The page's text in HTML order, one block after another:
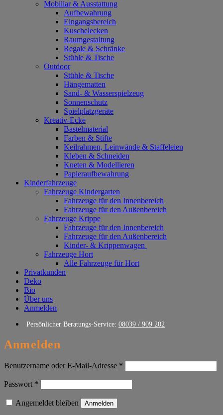
Mobiliar & Ausstattung
Aufbewahrung
Eingangsbereich
Kuschelecken
Raumgestaltung
Regale & Schränke
Stühle & Tische
Outdoor
Stühle & Tische
Hängematten
Sand- & Wasserspielzeug
Sonnenschutz
Spielplatzgeräte
Kreativ-Ecke
Bastelmaterial
Farben & Stifte
Keilrahmen, Leinwände & Staffeleien
Kleben & Schneiden
Kneten & Modellieren
Papieraufbewahrung
Kinderfahrzeuge
Fahrzeuge Kindergarten
Fahrzeuge für den Innenbereich
Fahrzeuge für den Außenbereich
Fahrzeuge Krippe
Fahrzeuge für den Innenbereich
Fahrzeuge für den Außenbereich
Kinder- & Krippenwagen
Fahrzeuge Hort
Alle Fahrzeuge für Hort
Privatkunden
Deko
Bio
Über uns
Anmelden
Persönlicher Beratungs-Service: 08039 / 909 202
Anmelden
Benutzername oder E-Mail-Adresse *
Passwort *
Angemeldet bleiben Anmelden